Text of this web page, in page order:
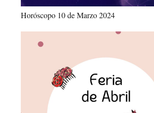
Horóscopo 10 de Marzo 2024